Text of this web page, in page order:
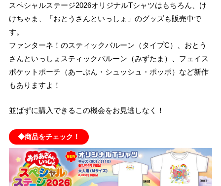
スペシャルステージ2026オリジナルTシャツはもちろん、け
けちゃま、「おとうさんといっしょ」のグッズも販売中で
す。
ファンターネ！のスティックバルーン（タイプC）、おとう
さんといっしょスティックバルーン（みずたま）、フェイス
ポケットポーチ（あーぷん・シュッシュ・ポッポ）など新作
もありますよ！
並ばずに購入できるこの機会をお見逃しなく！
◆商品をチェック！